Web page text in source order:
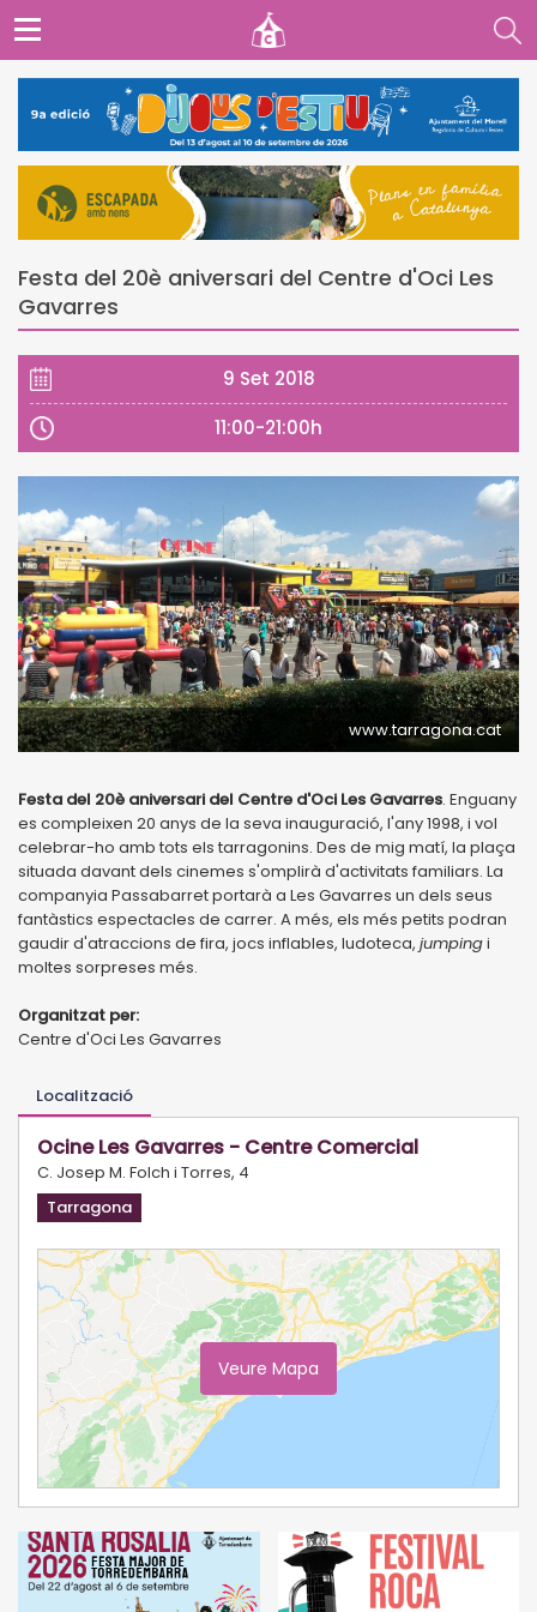
Festa del 20è aniversari del Centre d'Oci Les
Gavarres
9 Set 2018
11:00-21:00h
www.tarragona.cat
Festa del 20è aniversari del Centre d'Oci Les Gavarres. Enguany
es compleixen 20 anys de la seva inauguració, l'any 1998, i vol
celebrar-ho amb tots els tarragonins. Des de mig matí, la plaça
situada davant dels cinemes s'omplirà d'activitats familiars. La
companyia Passabarret portarà a Les Gavarres un dels seus
fantàstics espectacles de carrer. A més, els més petits podran
gaudir d'atraccions de fira, jocs inflables, ludoteca, jumpingi
moltes sorpreses més.
Organitzat per:
Centre d'Oci Les Gavarres
Localització
Ocine Les Gavarres - Centre Comercial
C. Josep M. Folch i Torres, 4
Tarragona
Veure Mapa